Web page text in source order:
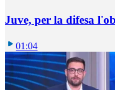
Juve, per la difesa
01:04